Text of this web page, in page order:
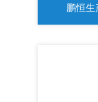
鹏恒生